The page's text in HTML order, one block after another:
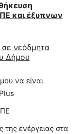
και έξυπνων
νεόδμητα
Δήμου
να είναι
ενέργειας στα